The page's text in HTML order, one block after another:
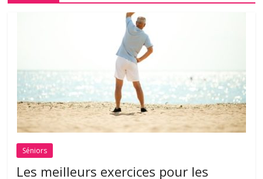
Séniors
Les meilleurs exercices pour les